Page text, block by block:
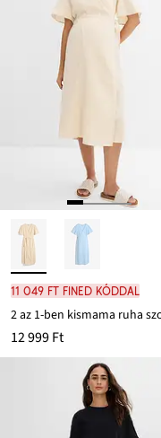
11 049 Ft FINED kóddal
12 999 Ft